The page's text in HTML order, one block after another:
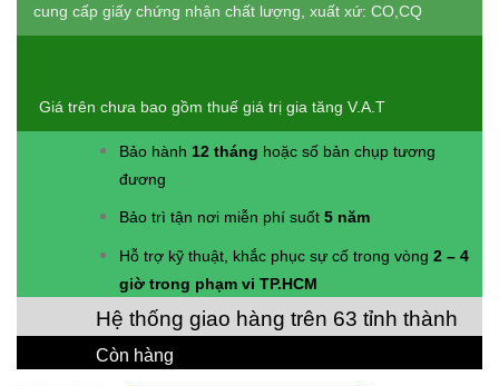
cung cấp giấy chứng nhận chất lượng, xuất xứ: CO,CQ
Giá trên chưa bao gồm thuế giá trị gia tăng V.A.T
Bảo hành 12 tháng hoặc số bản chụp tương
đương
Bảo trì tận nơi miễn phí suốt 5 năm
Hỗ trợ kỹ thuật, khắc phục sự cố trong vòng 2 – 4
giờ trong phạm vi TP.HCM
Hệ thống giao hàng trên 63 tỉnh thành
Còn hàng